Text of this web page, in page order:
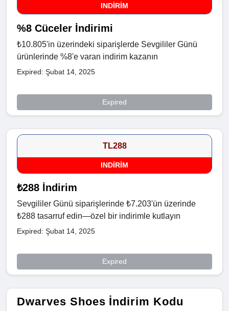
INDIRIM
%8 Cüceler İndirimi
₺10.805'in üzerindeki siparişlerde Sevgililer Günü
ürünlerinde %8'e varan indirim kazanın
Expired: Şubat 14, 2025
Expired
TL288
INDIRIM
₺288 İndirim
Sevgililer Günü siparişlerinde ₺7.203'ün üzerinde
₺288 tasarruf edin—özel bir indirimle kutlayın
Expired: Şubat 14, 2025
Expired
Dwarves Shoes İndirim Kodu